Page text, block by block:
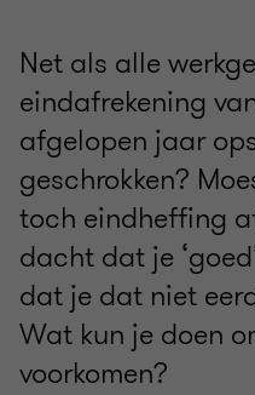
Net als alle
eindafrekening
afgelopen jaar
geschrokken?
toch eindheffing
dacht dat je
dat je dat niet
Wat kun je doen
voorkomen?